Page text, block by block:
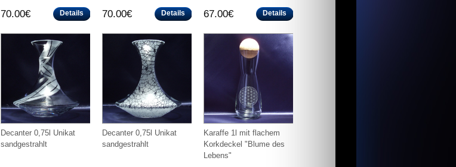
70.00€ Details 70.00€ Details 67.00€ Details
Decanter 0,75l Unikat
sandgestrahlt
Decanter 0,75l Unikat
sandgestrahlt
Karaffe 1l mit flachem
Korkdeckel "Blume des
Lebens"